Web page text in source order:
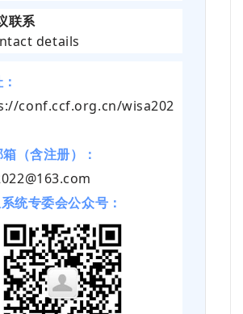
联系
details
conf.ccf.org.cn/wisa202
（含注册）：
统专委会公众号：